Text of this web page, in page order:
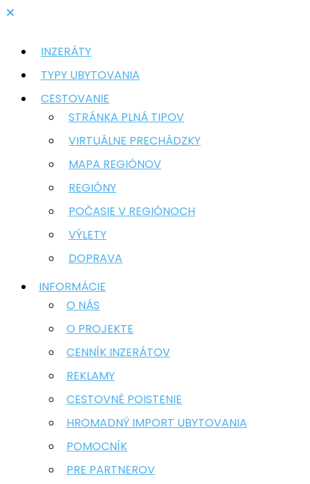
INZERÁTY
TYPY UBYTOVANIA
CESTOVANIE
STRÁNKA PLNÁ TIPOV
VIRTUÁLNE PRECHÁDZKY
MAPA REGIÓNOV
REGIÓNY
POČASIE V REGIÓNOCH
VÝLETY
DOPRAVA
INFORMÁCIE
O NÁS
O PROJEKTE
CENNÍK INZERÁTOV
REKLAMY
CESTOVNÉ POISTENIE
HROMADNÝ IMPORT UBYTOVANIA
POMOCNÍK
PRE PARTNEROV